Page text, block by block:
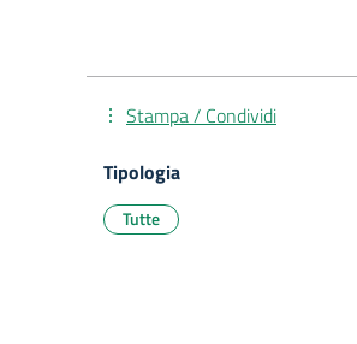
Stampa / Condividi
Tipologia
Tutte